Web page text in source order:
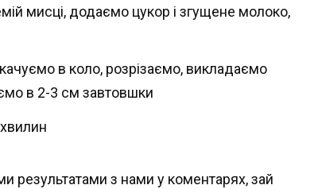
мисці, додаємо цукор і згущене молоко,
в коло, розрізаємо, викладаємо
в 2-3 см завтовшки
результатами з нами у коментарях, зай